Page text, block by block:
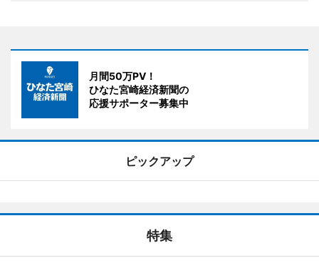
月間50万PV！
ひなた宮崎経済新聞の
応援サポーター募集中
ピックアップ
特集